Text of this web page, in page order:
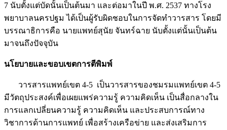
7 นับตั้งแต่บัดนั้นเป็นต้นมา และต่อมาในปี พ.ศ. 2537 ทางโรง
พยาบาลนครปฐม ได้เป็นผู้รับผิดชอบในการจัดทำวารสาร โดยมี
บรรณาธิการคือ นายแพทย์สุนัย จันทร์ฉาย นับตั้งแต่นั้นเป็นต้น
มาจนถึงปัจจุบัน
นโยบายและขอบเขตการตีพิมพ์
วารสารแพทย์เขต 4-5 เป็นวารสารของชมรมแพทย์เขต 4-5
มีวัตถุประสงค์เพื่อเผยแพร่ความรู้ ความคิดเห็น เป็นสื่อกลางใน
การแลกเปลี่ยนความรู้ ความคิดเห็น และประสบการณ์ทาง
วิชาการด้านการแพทย์ เพื่อสร้างเครือข่าย และส่งเสริมการ